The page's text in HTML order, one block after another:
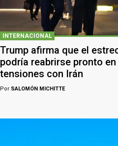
INTERNACIONAL
Trump afirma que el
podría reabrirse pronto
tensiones con Irán
Por SALOMÓN MICHITTE